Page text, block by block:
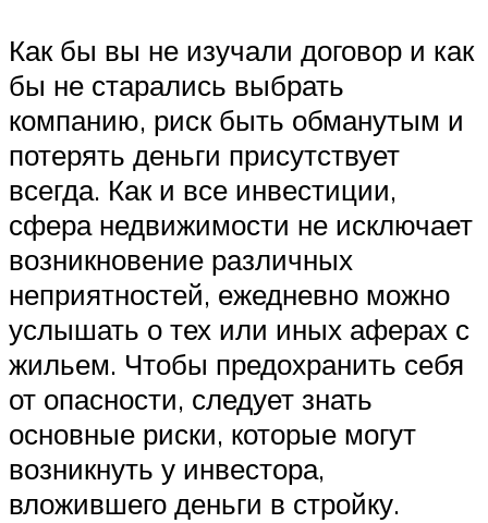
Как бы вы не изучали договор и как
бы не старались выбрать
компанию, риск быть обманутым и
потерять деньги присутствует
всегда. Как и все инвестиции,
сфера недвижимости не исключает
возникновение различных
неприятностей, ежедневно можно
услышать о тех или иных аферах с
жильем. Чтобы предохранить себя
от опасности, следует знать
основные риски, которые могут
возникнуть у инвестора,
вложившего деньги в стройку.